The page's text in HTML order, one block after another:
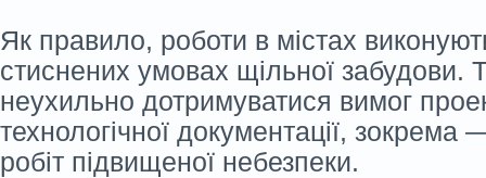
Як правило, роботи в містах
стиснених умовах щільної забудови.
неухильно дотримуватися вимог
технологічної документації, зокрема
робіт підвищеної небезпеки.